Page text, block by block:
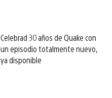
Celebrad 30 años de Quake con
un episodio totalmente nuevo,
ya disponible